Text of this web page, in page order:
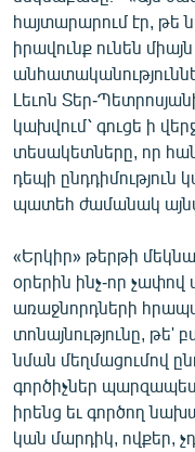
հայտարարում էր, թե
իրավունք ունեն
Լեւոն Տեր-
կախվում՝ գուցե ի
տեսակետները, որ
դեպի ընդդիմություն
պատեհ ժամանակ
«Երկիր» թերթի
օրերին ինչ-որ չափով
առաջնորդների
տոնայնությունը, թե'
նման մեղմացումով
գործիչներ պարզապես
իրենց եւ գործող
կան մարդիկ, ովքեր,